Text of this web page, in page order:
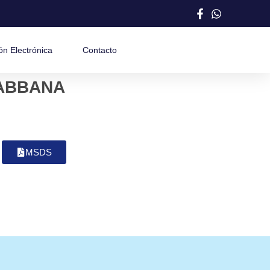
Electrónica Contacto
MSDS